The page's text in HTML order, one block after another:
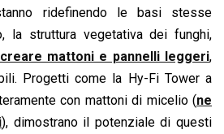
ridefinendo le basi stesse
la struttura vegetativa dei funghi,
mattoni e pannelli leggeri,
Progetti come la Hy-Fi Tower a
con mattoni di micelio (ne
), dimostrano il potenziale di questi